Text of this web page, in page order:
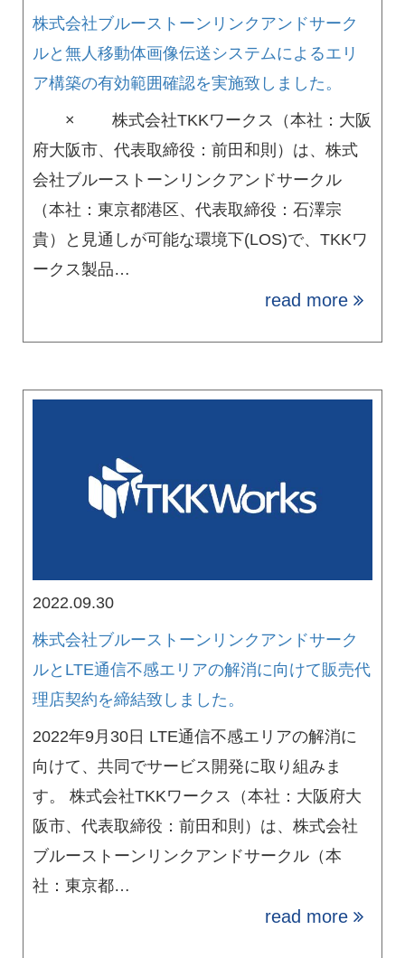
株式会社ブルーストーンリンクアンドサーク
ルと無人移動体画像伝送システムによるエリ
ア構築の有効範囲確認を実施致しました。
× 株式会社TKKワークス（本社：大阪
府大阪市、代表取締役：前田和則）は、株式
会社ブルーストーンリンクアンドサークル
（本社：東京都港区、代表取締役：石澤宗
貴）と見通しが可能な環境下(LOS)で、TKKワ
ークス製品…
read more
2022.09.30
株式会社ブルーストーンリンクアンドサーク
ルとLTE通信不感エリアの解消に向けて販売代
理店契約を締結致しました。
2022年9月30日 LTE通信不感エリアの解消に
向けて、共同でサービス開発に取り組みま
す。 株式会社TKKワークス（本社：大阪府大
阪市、代表取締役：前田和則）は、株式会社
ブルーストーンリンクアンドサークル（本
社：東京都…
read more